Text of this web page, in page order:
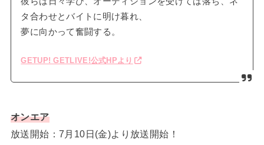
タ合わせとバイトに明け暮れ、
夢に向かって奮闘する。
GETUP! GETLIVE!公式HPより
オンエア
放送開始：7月10日(金)より放送開始！